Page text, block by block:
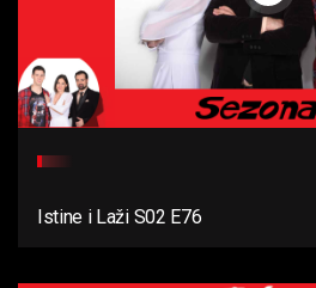
Istine i Laži S02 E76